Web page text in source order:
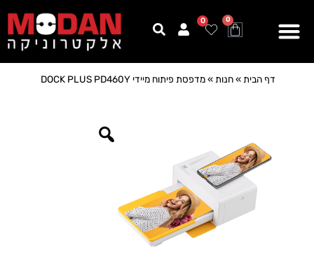
0
0
דף הבית »חנות »מדפסת פיתוח מיידי DOCK PLUS PD460Y